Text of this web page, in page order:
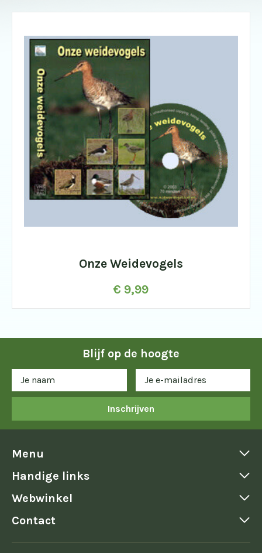
Onze Weidevogels
€ 9,99
Blijf op de hoogte
Inschrijven
Menu
Handige links
Webwinkel
Contact